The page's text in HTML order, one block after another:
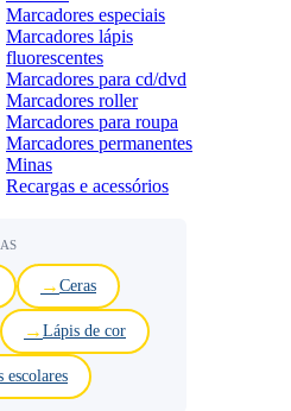
Marcadores especiais
Marcadores lápis
fluorescentes
Marcadores para cd/dvd
Marcadores roller
Marcadores para roupa
Marcadores permanentes
Minas
Recargas e acessórios
Ceras
Lápis de cor
escolares